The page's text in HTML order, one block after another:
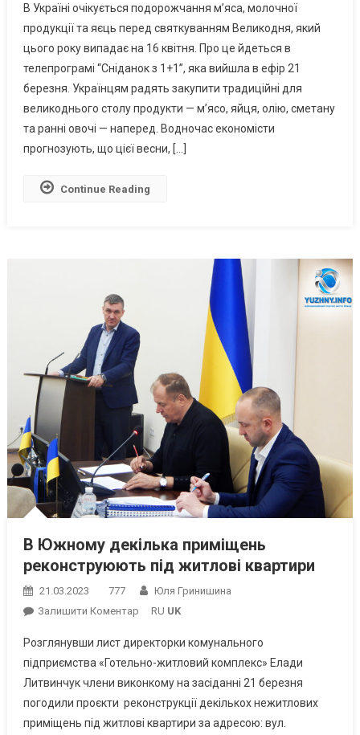
На
152:
Українців
Попередили
Про
Зростання
Цін
Великоднем
В Україні очікується подорожчання м’яса, молочної
продукції та яєць перед святкуванням Великодня, який
цього року випадає на 16 квітня. Про це йдеться в
телепрограмі “Сніданок з 1+1”, яка вийшла в ефір 21
березня. Українцям радять закупити традиційні для
великоднього столу продукти — м’ясо, яйця, олію, сметану
та ранні овочі — наперед. Водночас економісти
прогнозують, що цієї весни, […]
Continue Reading
В Южному декілька приміщень
реконструюють під житлові квартири
21.03.2023 777
Юля Гринишина
Залишити КоментарOn
Южному
Декілька
Приміщень
Реконструюють
Під
RU UK
Розглянувши лист директорки комунального
підприємства «Готельно-житловий комплекс» Елади
Литвинчук члени виконкому на засіданні 21 березня
погодили проєкти реконструкції декількох нежитлових
приміщень під житлові квартири за адресою: вул.